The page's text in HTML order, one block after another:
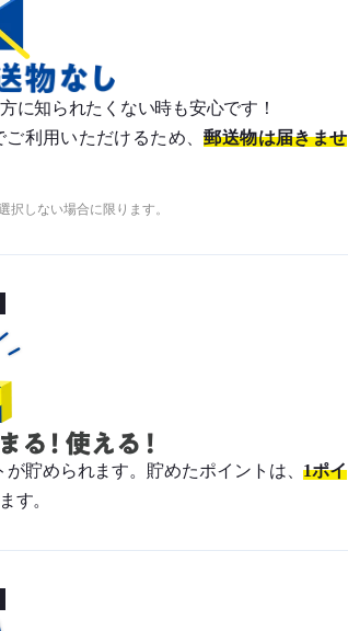
に知られたくない時も安心です！
利用いただけるため、郵送物は届きませ
択しない場合に限ります。
貯められます。貯めたポイントは、1ポイ
す。